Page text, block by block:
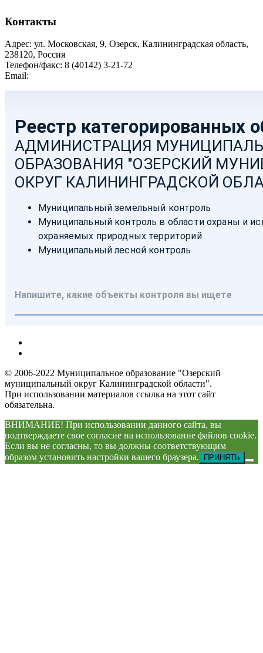
Контакты
Адрес: ул. Московская, 9, Озерск, Калининградская область,
238120, Россия
Телефон/факс: 8 (40142) 3-21-72
Email:
© 2006-2022 Муниципальное образование "Озерский
муниципальный округ Калининградской области".
При использовании материалов ссылка на этот сайт
обязательна.
ВНИМАНИЕ! При использовании данного сайта, вы
подтверждаете свое согласие на использование файлов cookie.
Если вы не согласны, то вы должны соответствующим
образом установить настройки вашего браузера.
ПРИНЯТЬ